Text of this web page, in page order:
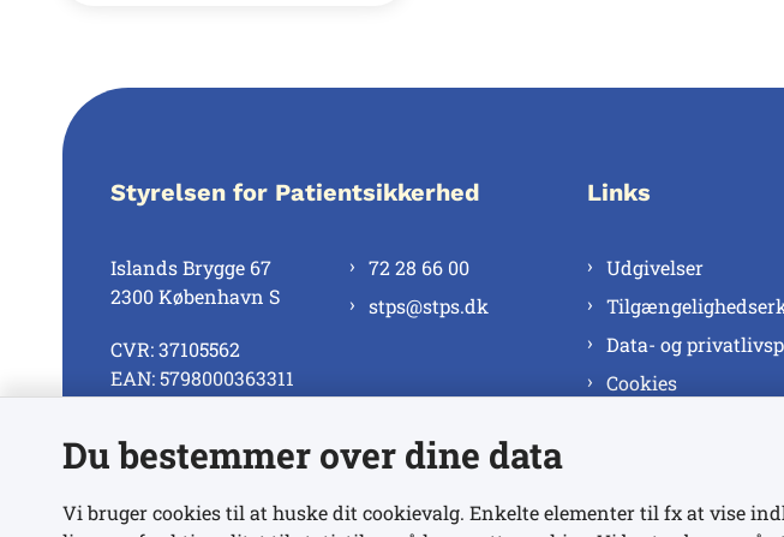
Styrelsen for Patientsikkerhed
Islands Brygge 67
2300 København S
CVR: 37105562
EAN: 5798000363311
72 28 66 00
stps@stps.dk
Se alle kontaktnumre
Links
Udgivelser
Data- og
Cookies
Du bestemmer over dine data
Vi bruger cookies til at huske dit cookievalg. Enkelte elementer til fx at vise